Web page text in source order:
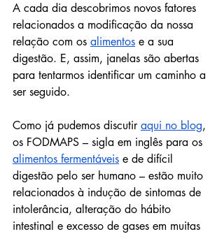
A cada dia descobrimos novos fatores
relacionados a modificação da nossa
relação com os alimentos e a sua
digestão. E, assim, janelas são abertas
para tentarmos identificar um caminho a
ser seguido.
Como já pudemos discutir aqui no blog,
os FODMAPS – sigla em inglês para os
alimentos fermentáveis e de difícil
digestão pelo ser humano – estão muito
relacionados à indução de sintomas de
intolerância, alteração do hábito
intestinal e excesso de gases em muitas